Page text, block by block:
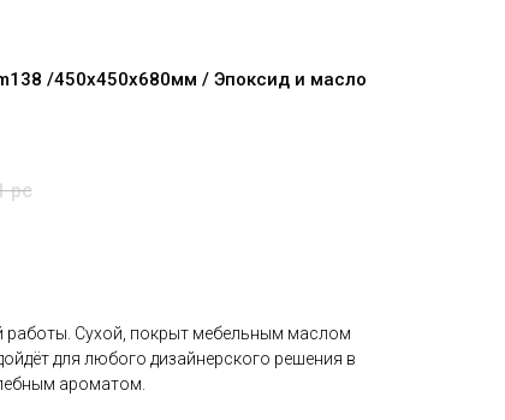
/450х450х680мм / Эпоксид и масло
pc
работы. Сухой, покрыт мебельным маслом
для любого дизайнерского решения в
ароматом.